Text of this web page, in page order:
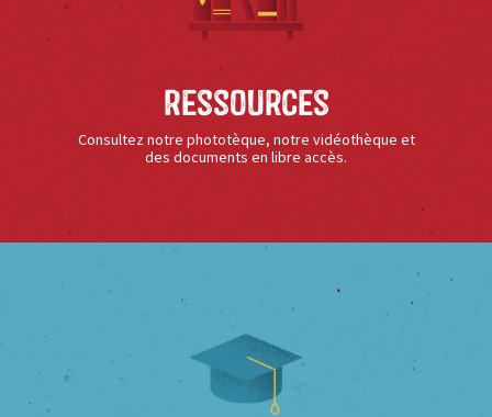
Ressources
Consultez notre phototèque, notre vidéothèque et
des documents en libre accès.